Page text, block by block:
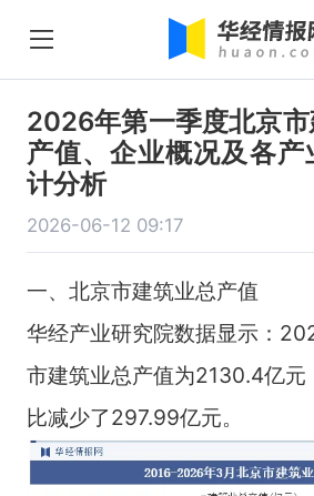
2026年第一季度北京
产值、企业概况及各
计分析
2026-06-12 09:17
一、北京市建筑业总产值
华经产业研究院数据显示：
市建筑业总产值为2130.4亿元
比减少了297.99亿元。